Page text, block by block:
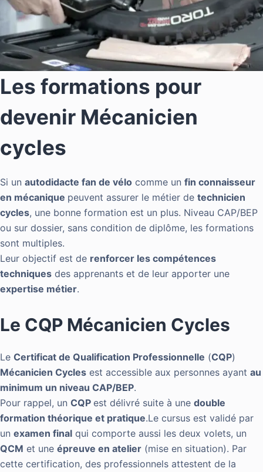
Les formations pour
devenir Mécanicien
cycles
Si un autodidacte fan de vélo comme un fin connaisseur
en mécanique peuvent assurer le métier de technicien
cycles, une bonne formation est un plus. Niveau CAP/BEP
ou sur dossier, sans condition de diplôme, les formations
sont multiples.
Leur objectif est de renforcer les compétences
techniques des apprenants et de leur apporter une
expertise métier.
Le CQP Mécanicien Cycles
Le Certificat de Qualification Professionnelle (CQP)
Mécanicien Cycles est accessible aux personnes ayant au
minimum un niveau CAP/BEP.
Pour rappel, un CQP est délivré suite à une double
formation théorique et pratique.Le cursus est validé par
un examen final qui comporte aussi les deux volets, un
QCM et une épreuve en atelier (mise en situation). Par
cette certification, des professionnels attestent de la